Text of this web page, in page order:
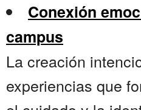
Conexión
campus
La creación
experiencias que